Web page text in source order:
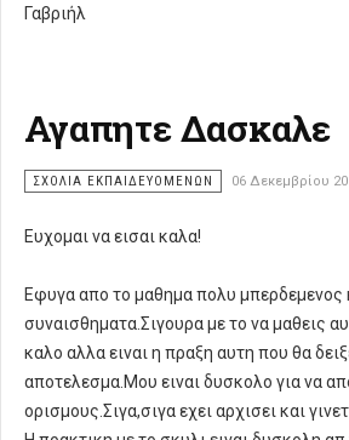
Γαβριήλ
Αγαπητε Δασκαλε
ΣΧΌΛΙΑ ΕΚΠΑΙΔΕΥΌΜΕΝΩΝ 06 Δεκεμβρίου
Ευχομαι να εισαι καλα!
Εφυγα απο το μαθημα πολυ μπερδεμενος
συναισθηματα.Σιγουρα με το να μαθεις
καλο αλλα ειναι η πραξη αυτη που θα
αποτελεσμα.Μου ειναι δυσκολο για να
ορισμους.Σιγα,σιγα εχει αρχισει και